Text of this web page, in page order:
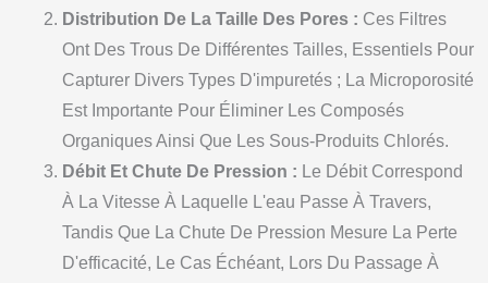
Distribution De La Taille Des Pores : Ces Filtres
Ont Des Trous De Différentes Tailles, Essentiels Pour
Capturer Divers Types D'impuretés ; La Microporosité
Est Importante Pour Éliminer Les Composés
Organiques Ainsi Que Les Sous-Produits Chlorés.
Débit Et Chute De Pression : Le Débit Correspond
À La Vitesse À Laquelle L'eau Passe À Travers,
Tandis Que La Chute De Pression Mesure La Perte
D'efficacité, Le Cas Échéant, Lors Du Passage À